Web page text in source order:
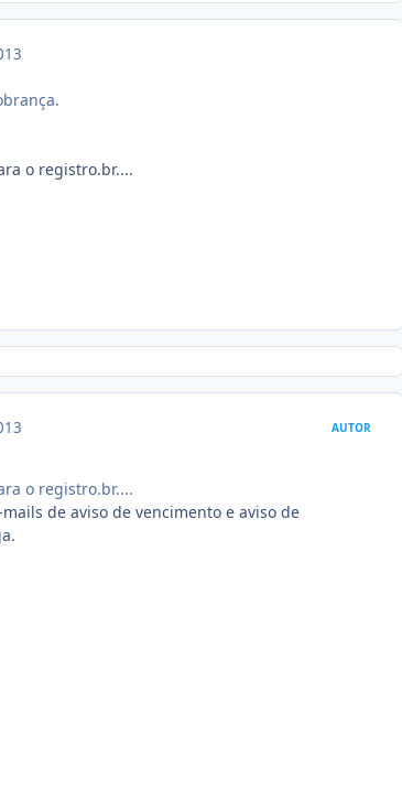
o registro.br....
AUTOR
o registro.br....
de aviso de vencimento e aviso de